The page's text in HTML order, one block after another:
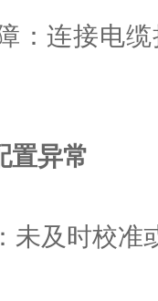
连接电缆
置异常
及时校准